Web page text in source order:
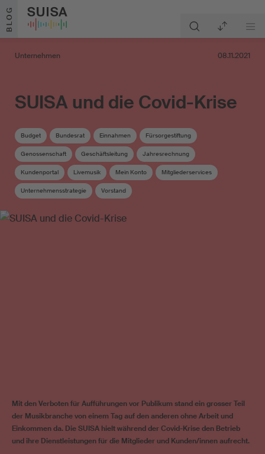
Zum Inhalt springen
BLOG
Unternehmen 08.11.2021
SUISA und die Covid-Krise
Budget Bundesrat Einnahmen Fürsorgestiftung
Genossenschaft Geschäftsleitung Jahresrechnung
Kundenportal Livemusik Mein Konto Mitgliederservices
Unternehmensstrategie Vorstand
Mit den Verboten für Aufführungen vor Publikum stand ein grosser Teil
der Musikbranche von einem Tag auf den anderen ohne Arbeit und
Einkommen da. Die SUISA hielt während der Covid-Krise den Betrieb
und ihre Dienstleistungen für die Mitglieder und Kunden/innen aufrecht.